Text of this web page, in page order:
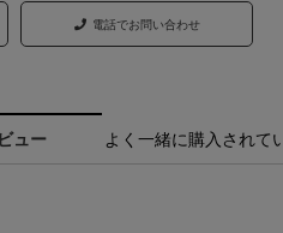
電話でお問い合わせ
ュー よく一緒に購入されて